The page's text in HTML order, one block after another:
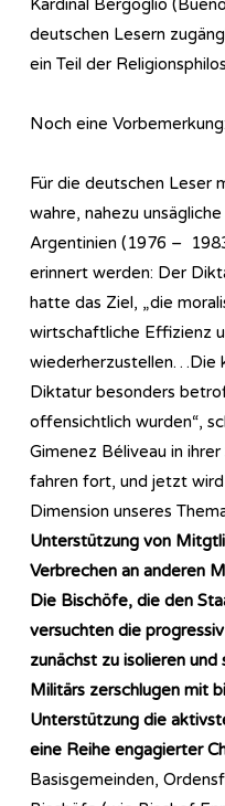
Kardinal Bergoglio
deutschen Lesern
ein Teil der
Noch eine Vorbemerkung:
Für die deutschen Leser
wahre, nahezu
Argentinien (1976 –
erinnert werden: Der
hatte das Ziel, „die
wirtschaftliche Effizienz
wiederherzustellen…Die
Diktatur besonders
offensichtlich wurden“,
Gimenez Béliveau in
fahren fort, und jetzt
Dimension unseres
Unterstützung von
Verbrechen an anderen
Die Bischöfe, die den
versuchten die
zunächst zu isolieren
Militärs zerschlugen mit
Unterstützung die
eine Reihe engagierter
Basisgemeinden,